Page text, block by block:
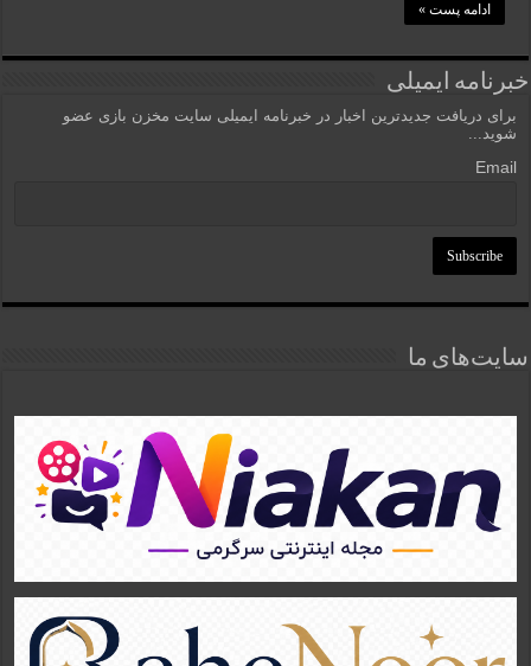
ادامه پست »
خبرنامه ایمیلی
برای دریافت جدیدترین اخبار در خبرنامه ایمیلی سایت مخزن بازی عضو
شوید...
Email
سایت‌های ما